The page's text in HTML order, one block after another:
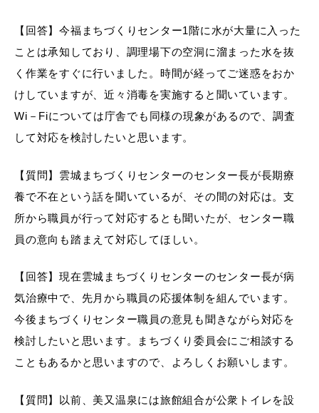
【回答】今福まちづくりセンター1階に水が大量に入った
ことは承知しており、調理場下の空洞に溜まった水を抜
く作業をすぐに行いました。時間が経ってご迷惑をおか
けしていますが、近々消毒を実施すると聞いています。
Wi－Fiについては庁舎でも同様の現象があるので、調査
して対応を検討したいと思います。
【質問】雲城まちづくりセンターのセンター長が長期療
養で不在という話を聞いているが、その間の対応は。支
所から職員が行って対応するとも聞いたが、センター職
員の意向も踏まえて対応してほしい。
【回答】現在雲城まちづくりセンターのセンター長が病
気治療中で、先月から職員の応援体制を組んでいます。
今後まちづくりセンター職員の意見も聞きながら対応を
検討したいと思います。まちづくり委員会にご相談する
こともあるかと思いますので、よろしくお願いします。
【質問】以前、美又温泉には旅館組合が公衆トイレを設